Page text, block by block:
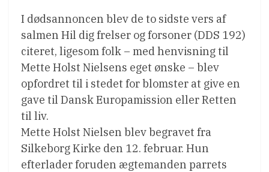
I dødsannoncen blev de to sidste vers af
salmen Hil dig frelser og forsoner (DDS 192)
citeret, ligesom folk – med henvisning til
Mette Holst Nielsens eget ønske – blev
opfordret til i stedet for blomster at give en
gave til Dansk Europamission eller Retten
til liv.
Mette Holst Nielsen blev begravet fra
Silkeborg Kirke den 12. februar. Hun
efterlader foruden ægtemanden parrets